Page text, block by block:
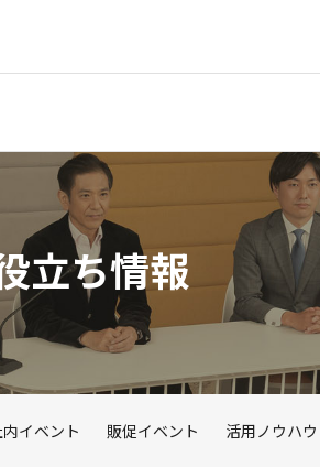
立ち情報
イベント 販促イベント 活用ノウハウ